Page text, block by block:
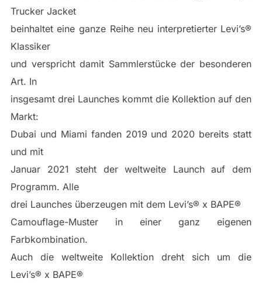
Trucker Jacket
beinhaltet eine ganze Reihe neu interpretierter Levi’s®
Klassiker
und verspricht damit Sammlerstücke der besonderen
Art. In
insgesamt drei Launches kommt die Kollektion auf den
Markt:
Dubai und Miami fanden 2019 und 2020 bereits statt
und mit
Januar 2021 steht der weltweite Launch auf dem
Programm. Alle
drei Launches überzeugen mit dem Levi’s® x BAPE®
Camouflage-Muster in einer ganz eigenen
Farbkombination.
Auch die weltweite Kollektion dreht sich um die
Levi’s® x BAPE®